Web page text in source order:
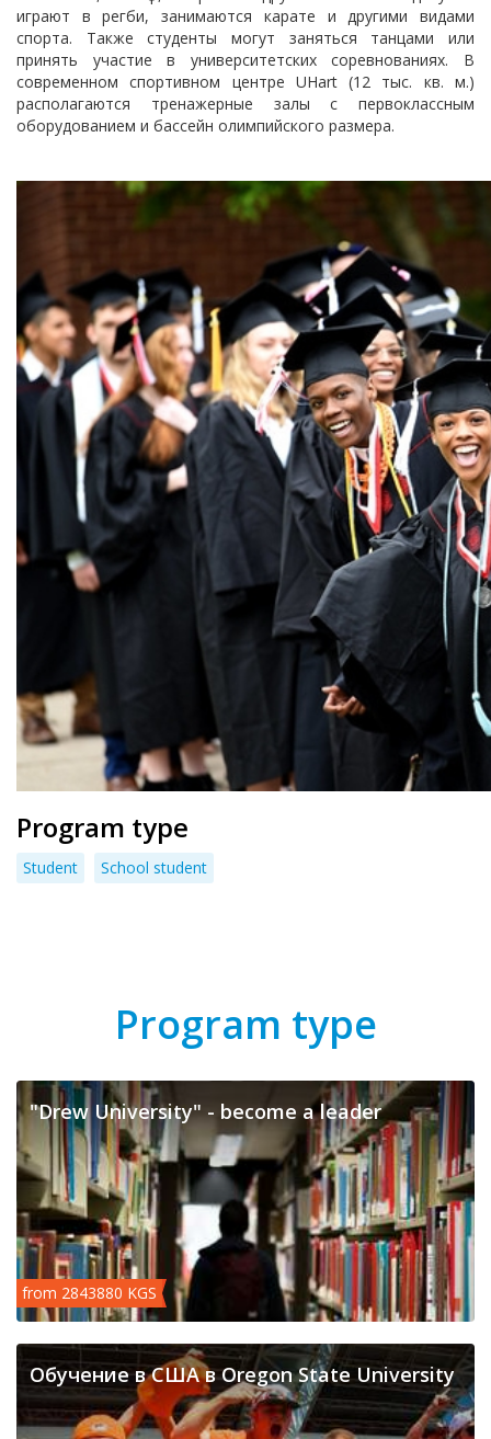
играют в регби, занимаются карате и другими видами
спорта. Также студенты могут заняться танцами или
принять участие в университетских соревнованиях. В
современном спортивном центре UHart (12 тыс. кв. м.)
располагаются тренажерные залы с первоклассным
оборудованием и бассейн олимпийского размера.
Program type
Student School student
Program type
"Drew University" - become a leader
from 2843880 KGS
Обучение в США в Oregon State University